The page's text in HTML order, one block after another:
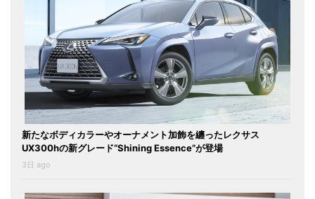
新たなボディカラーやオーナメント加飾を纏ったレクサス
UX300hの新グレード“Shining Essence”が登場
3日 ago